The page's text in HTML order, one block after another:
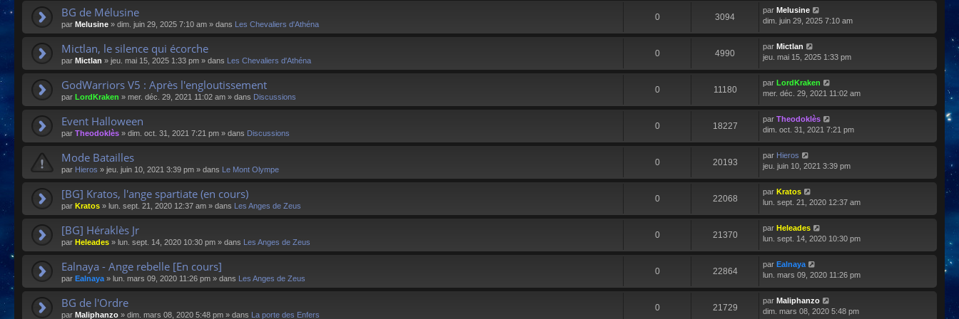
BG de Mélusine
par Melusine » dim. juin 29, 2025 7:10 am » dans Les Chevaliers d'Athéna
0 3094
par Melusine
dim. juin 29, 2025 7:10 am
Mictlan, le silence qui écorche
par Mictlan » jeu. mai 15, 2025 1:33 pm » dans Les Chevaliers d'Athéna
0 4990
par Mictlan
jeu. mai 15, 2025 1:33 pm
GodWarriors V5 : Après l'engloutissement
par LordKraken » mer. déc. 29, 2021 11:02 am » dans Discussions
0 11180
par LordKraken
mer. déc. 29, 2021 11:02 am
Event Halloween
par Theodoklès » dim. oct. 31, 2021 7:21 pm » dans Discussions
0 18227
par Theodoklès
dim. oct. 31, 2021 7:21 pm
Mode Batailles
par Hieros » jeu. juin 10, 2021 3:39 pm » dans Le Mont Olympe
0 20193
par Hieros
jeu. juin 10, 2021 3:39 pm
[BG] Kratos, l'ange spartiate (en cours)
par Kratos » lun. sept. 21, 2020 12:37 am » dans Les Anges de Zeus
0 22068
par Kratos
lun. sept. 21, 2020 12:37 am
[BG] Héraklès Jr
par Heleades » lun. sept. 14, 2020 10:30 pm » dans Les Anges de Zeus
0 21370
par Heleades
lun. sept. 14, 2020 10:30 pm
Ealnaya - Ange rebelle [En cours]
par Ealnaya» lun. mars 09, 2020 11:26 pm » dans Les Anges de Zeus
0 22864
par Ealnaya
lun. mars 09, 2020 11:26 pm
BG de l'Ordre
par Maliphanzo » dim. mars 08, 2020 5:48 pm » dans La porte des Enfers
0 21729
par Maliphanzo
dim. mars 08, 2020 5:48 pm